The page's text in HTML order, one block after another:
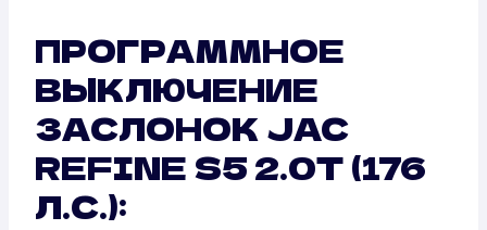
ПРОГРАММНОЕ
ВЫКЛЮЧЕНИЕ
ЗАСЛОНОК JAC
REFINE S5 2.0T (176
Л.С.):